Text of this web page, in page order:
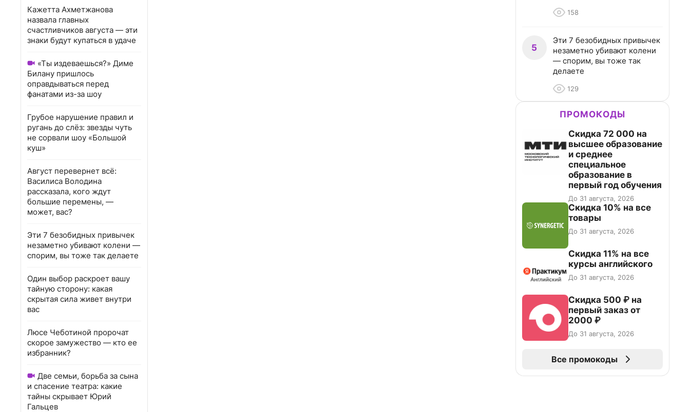
Кажетта Ахметжанова
назвала главных
счастливчиков августа — эти
знаки будут купаться в удаче
«Ты издеваешься?» Диме
Билану пришлось
оправдываться перед
фанатами из-за шоу
Грубое нарушение правил и
ругань до слёз: звезды чуть
не сорвали шоу «Большой
куш»
Август перевернет всё:
Василиса Володина
рассказала, кого ждут
большие перемены, —
может, вас?
Эти 7 безобидных привычек
незаметно убивают колени —
спорим, вы тоже так делаете
Один выбор раскроет вашу
тайную сторону: какая
скрытая сила живет внутри
вас
Люсе Чеботиной пророчат
скорое замужество — кто ее
избранник?
Две семьи, борьба за сына
и спасение театра: какие
тайны скрывает Юрий
Гальцев
158
5
Эти 7 безобидных привычек
незаметно убивают колени
— спорим, вы тоже так
делаете
129
ПРОМОКОДЫ
Скидка 72 000 на
высшее образование
и среднее
специальное
образование в
первый год обучения
До 31 августа, 2026
Скидка 10% на все
товары
До 31 августа, 2026
Скидка 11% на все
курсы английского
До 31 августа, 2026
Скидка 500 ₽ на
первый заказ от
2000 ₽
До 31 августа, 2026
Все промокоды